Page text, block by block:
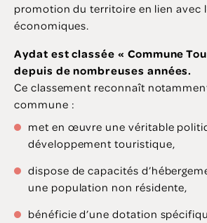
promotion du territoire en lien avec
économiques.
Aydat est classée « Commune
depuis de nombreuses années.
Ce classement reconnaît
commune :
met en œuvre une véritable
développement touristique,
dispose de capacités
une population non résidente,
bénéficie d’une dotation